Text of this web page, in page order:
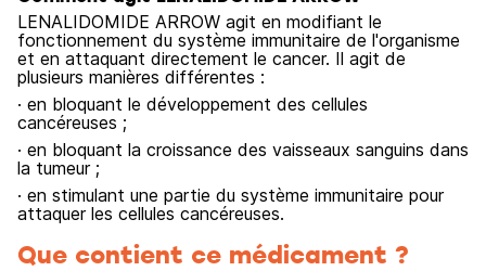
LENALIDOMIDE ARROW agit en modifiant le
fonctionnement du système immunitaire de l'organisme
et en attaquant directement le cancer. Il agit de
plusieurs manières différentes :
· en bloquant le développement des cellules
cancéreuses ;
· en bloquant la croissance des vaisseaux sanguins dans
la tumeur ;
· en stimulant une partie du système immunitaire pour
attaquer les cellules cancéreuses.
Que contient ce médicament ?